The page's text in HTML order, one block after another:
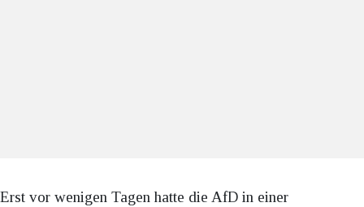
Erst vor wenigen Tagen hatte die AfD in einer